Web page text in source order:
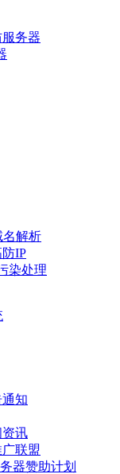
务器
名解析
IP
染处理
知
资讯
联盟
器赞助计划